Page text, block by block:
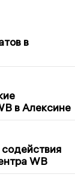
в
в Алексине
WB